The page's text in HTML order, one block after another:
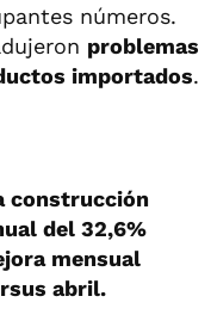
números.
problemas
importados.
construcción
del 32,6%
mensual
abril.